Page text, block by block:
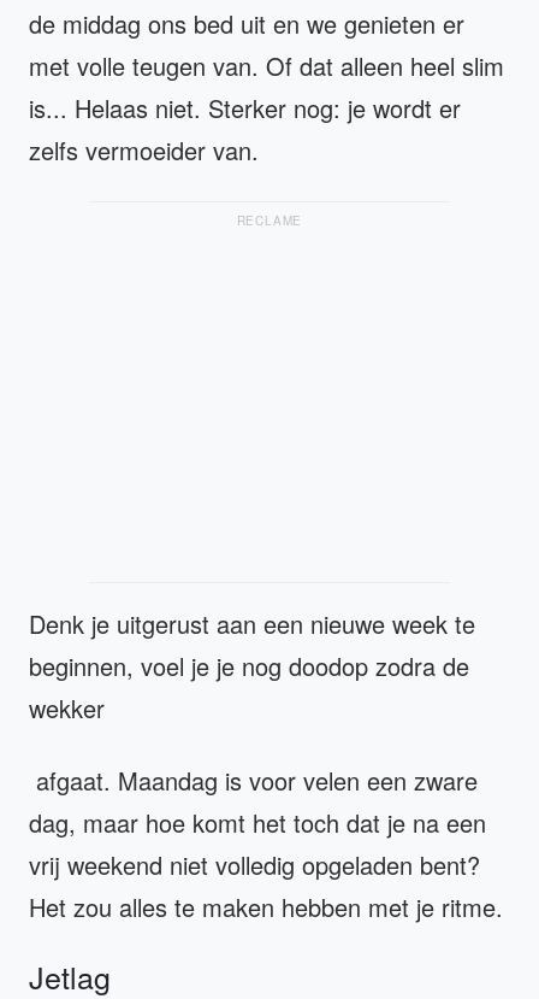
de middag ons bed uit en we genieten er
met volle teugen van. Of dat alleen heel slim
is... Helaas niet. Sterker nog: je wordt er
zelfs vermoeider van.
RECLAME
Denk je uitgerust aan een nieuwe week te
beginnen, voel je je nog doodop zodra de
wekker
afgaat. Maandag is voor velen een zware
dag, maar hoe komt het toch dat je na een
vrij weekend niet volledig opgeladen bent?
Het zou alles te maken hebben met je ritme.
Jetlag